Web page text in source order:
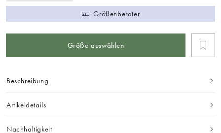
Größenberater
Größe auswählen
Beschreibung
Artikeldetails
Nachhaltigkeit